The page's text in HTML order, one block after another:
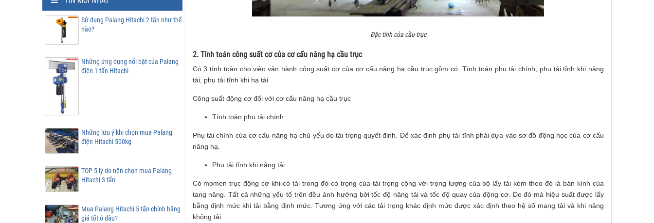
Đặc tính của cầu trục
2. Tính toán công suất cơ của cơ cấu nâng hạ cầu trục
Có 3 tính toàn cho việc vận hành công suất cơ của cơ cấu nâng hạ cầu trục gồm có: Tính toán phụ tải chính, phụ tải tĩnh khi nâng
tải, phụ tải tĩnh khi hạ tải
Công suất động cơ đối với cơ cấu nâng hạ cầu trục
Tính toán phụ tải chính:
Phụ tải chính của cơ cấu nâng hạ chủ yếu do tải trọng quyết định. Để xác định phụ tải tĩnh phải dựa vào sơ đồ động học của cơ cấu
nâng hạ.
Phụ tải tĩnh khi nâng tải:
Có momen trục động cơ khi có tải trong đó có trọng của tải trọng cộng với trọng lượng của bộ lấy tải kèm theo đó là bán kính của
tang nâng. Tất cả những yếu tố trên đều ảnh hưởng bởi tốc độ nâng tải và tốc độ quay của động cơ. Do đó mà hiệu suất được lấy
bằng định mức khi tải bằng định mức. Tương ứng với các tải trọng khác định mức được xác định theo hệ số mang tải và khi nâng
không tải.
Sử dụng Palang Hitachi 2 tấn như thế
nào?
Những ứng dụng nổi bật của Palang
điện 1 tấn Hitachi
Những lưu ý khi chọn mua Palang
điện Hitachi 500kg
TOP 5 lý do nên chọn mua Palang
Hitachi 3 tấn
Mua Palang Hitachi 5 tấn chính hãng
giá tốt ở đâu?